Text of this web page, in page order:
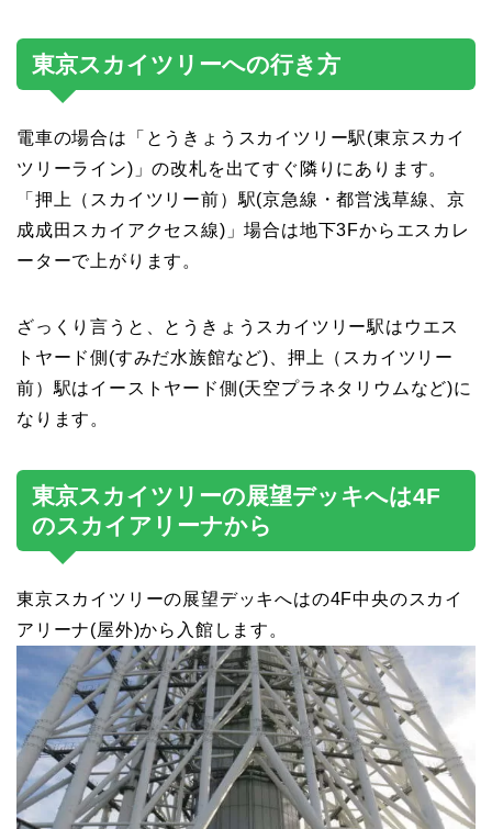
東京スカイツリーへの行き方
電車の場合は「とうきょうスカイツリー駅(東京スカイ
ツリーライン)」の改札を出てすぐ隣りにあります。
「押上（スカイツリー前）駅(京急線・都営浅草線、京
成成田スカイアクセス線)」場合は地下3Fからエスカレ
ーターで上がります。
ざっくり言うと、とうきょうスカイツリー駅はウエス
トヤード側(すみだ水族館など)、押上（スカイツリー
前）駅はイーストヤード側(天空プラネタリウムなど)に
なります。
東京スカイツリーの展望デッキへは4F
のスカイアリーナから
東京スカイツリーの展望デッキへはの4F中央のスカイ
アリーナ(屋外)から入館します。